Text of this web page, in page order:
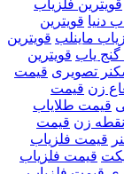
قویترین فلزیاب
دنیا قویترین
ماینلب قویترین
گنج یاب قویترین
تصویری قیمت
زن قیمت
قیمت طلایاب
زن قیمت
قیمت فلزیاب
قیمت فلزیاب